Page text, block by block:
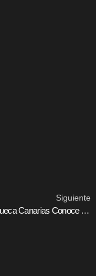
Siguiente
Chat Chueca Canarias Conoce Amigos En Las Islas